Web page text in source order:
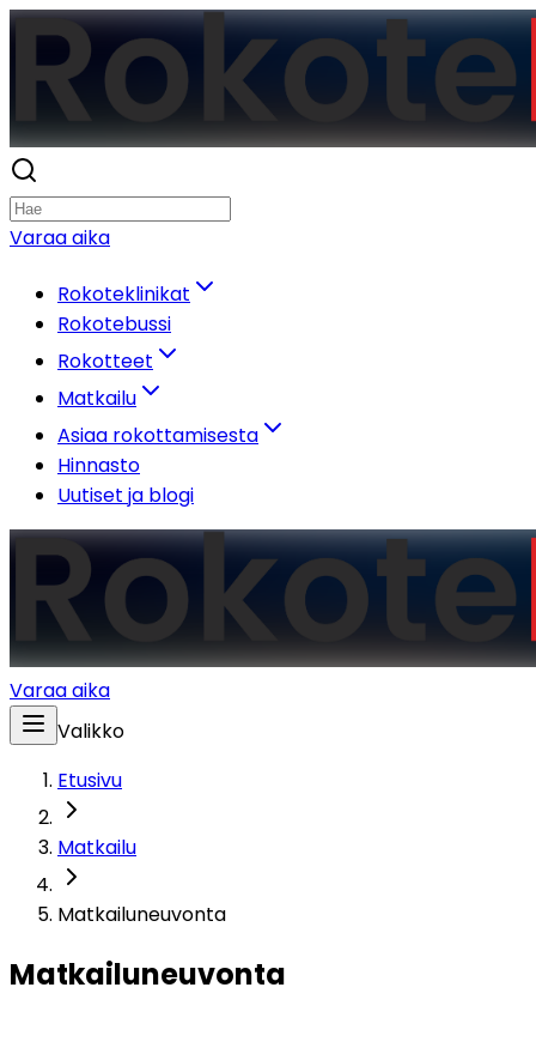
Varaa aika
Rokoteklinikat
Rokotebussi
Rokotteet
Matkailu
Asiaa rokottamisesta
Hinnasto
Uutiset ja blogi
Varaa aika
Valikko
Etusivu
Matkailu
Matkailuneuvonta
Matkailuneuvonta